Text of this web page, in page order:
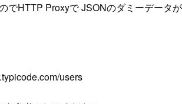
でHTTP Proxyで JSONのダミーデータ
users